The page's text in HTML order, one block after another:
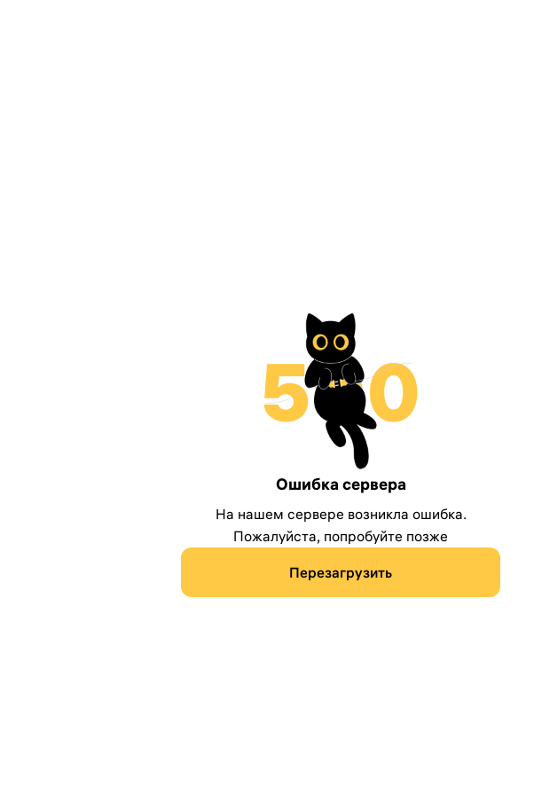
Ошибка сервера
На нашем сервере возникла ошибка.
Пожалуйста, попробуйте позже
Перезагрузить